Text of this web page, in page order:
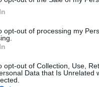
opt-out of processing my
opt-out of Collection, Use,
Data that Is Unrelated